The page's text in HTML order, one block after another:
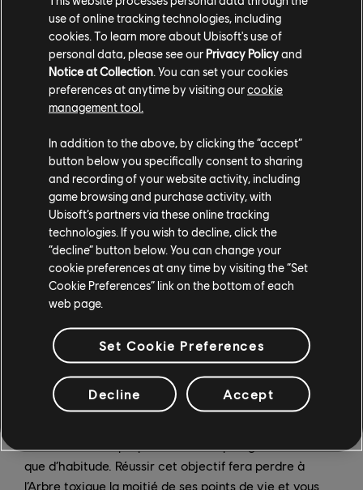
neurostimulant. Une dose de neurostimulant retranche
35 % de votre niveau de neurotoxine.
Certains des objectifs qui vous seront proposés en
cours de route posséderont des particularités uniques
à Brouillard cauchemardesque. Dans la première sous-
zone, les joueurs doivent accomplir l’un des objectifs
suivants : Spécimen, Marquage de nids, Triangulation,
Traque ou Fermeture. Le second objectif est une
que d’habitude. Réussir cet objectif fera perdre à
l’Arbre toxique la moitié de ses points de vie et vous
use of online tracking technologies, including
cookies. To learn more about Ubisoft's use of
personal data, please see our Privacy Policyand
Notice at Collection. You can set your cookies
preferences at anytime by visiting ourcookie
management tool.
In addition to the above, by clicking the “accept”
button below you specifically consent to sharing
and recording of your website activity, including
game browsing and purchase activity, with
Ubisoft’s partners via these online tracking
technologies. If you wish to decline, click the
“decline” button below. You can change your
cookie preferences at any time by visiting the “Set
Cookie Preferences” link on the bottom of each
web page.
Set Cookie Preferences
Decline Accept